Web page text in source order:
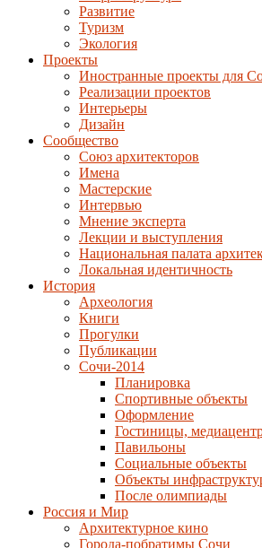
Развитие
Туризм
Экология
Проекты
Иностранные проекты для
Реализации проектов
Интерьеры
Дизайн
Сообщество
Союз архитекторов
Имена
Мастерские
Интервью
Мнение эксперта
Лекции и выступления
Национальная палата
Локальная идентичность
История
Археология
Книги
Прогулки
Публикации
Сочи-2014
Планировка
Спортивные объекты
Оформление
Гостиницы,
Павильоны
Социальные объекты
Объекты
После олимпиады
Россия и Мир
Архитектурное кино
Города-побратимы Сочи